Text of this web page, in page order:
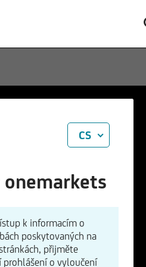
der
of
CS
k informacím o
poskytovaných na
přijměte
prohlášení o vyloučení